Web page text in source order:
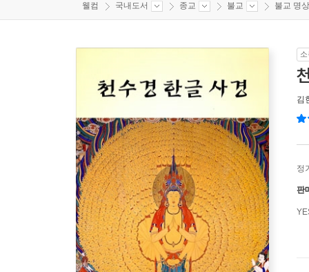
웰컴 국내도서 종교 불교 불교 명
김
정
판